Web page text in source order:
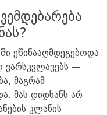
ეწინააღმდეგებოდა
ვარსკვლავებს —
მაგრამ
მას დიდხანს არ
კლანის